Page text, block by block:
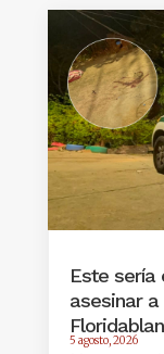
Este sería
asesinar
5 agosto, 2026